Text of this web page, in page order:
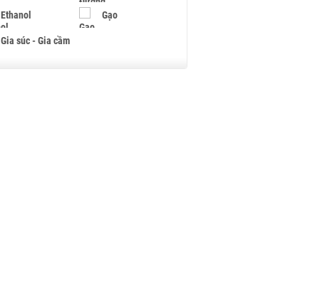
Ethanol Gạo
Gia súc - Gia cầm